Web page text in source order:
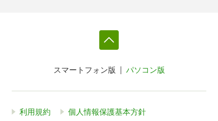
スマートフォン版 パソコン版
利用規約 個人情報保護基本方針